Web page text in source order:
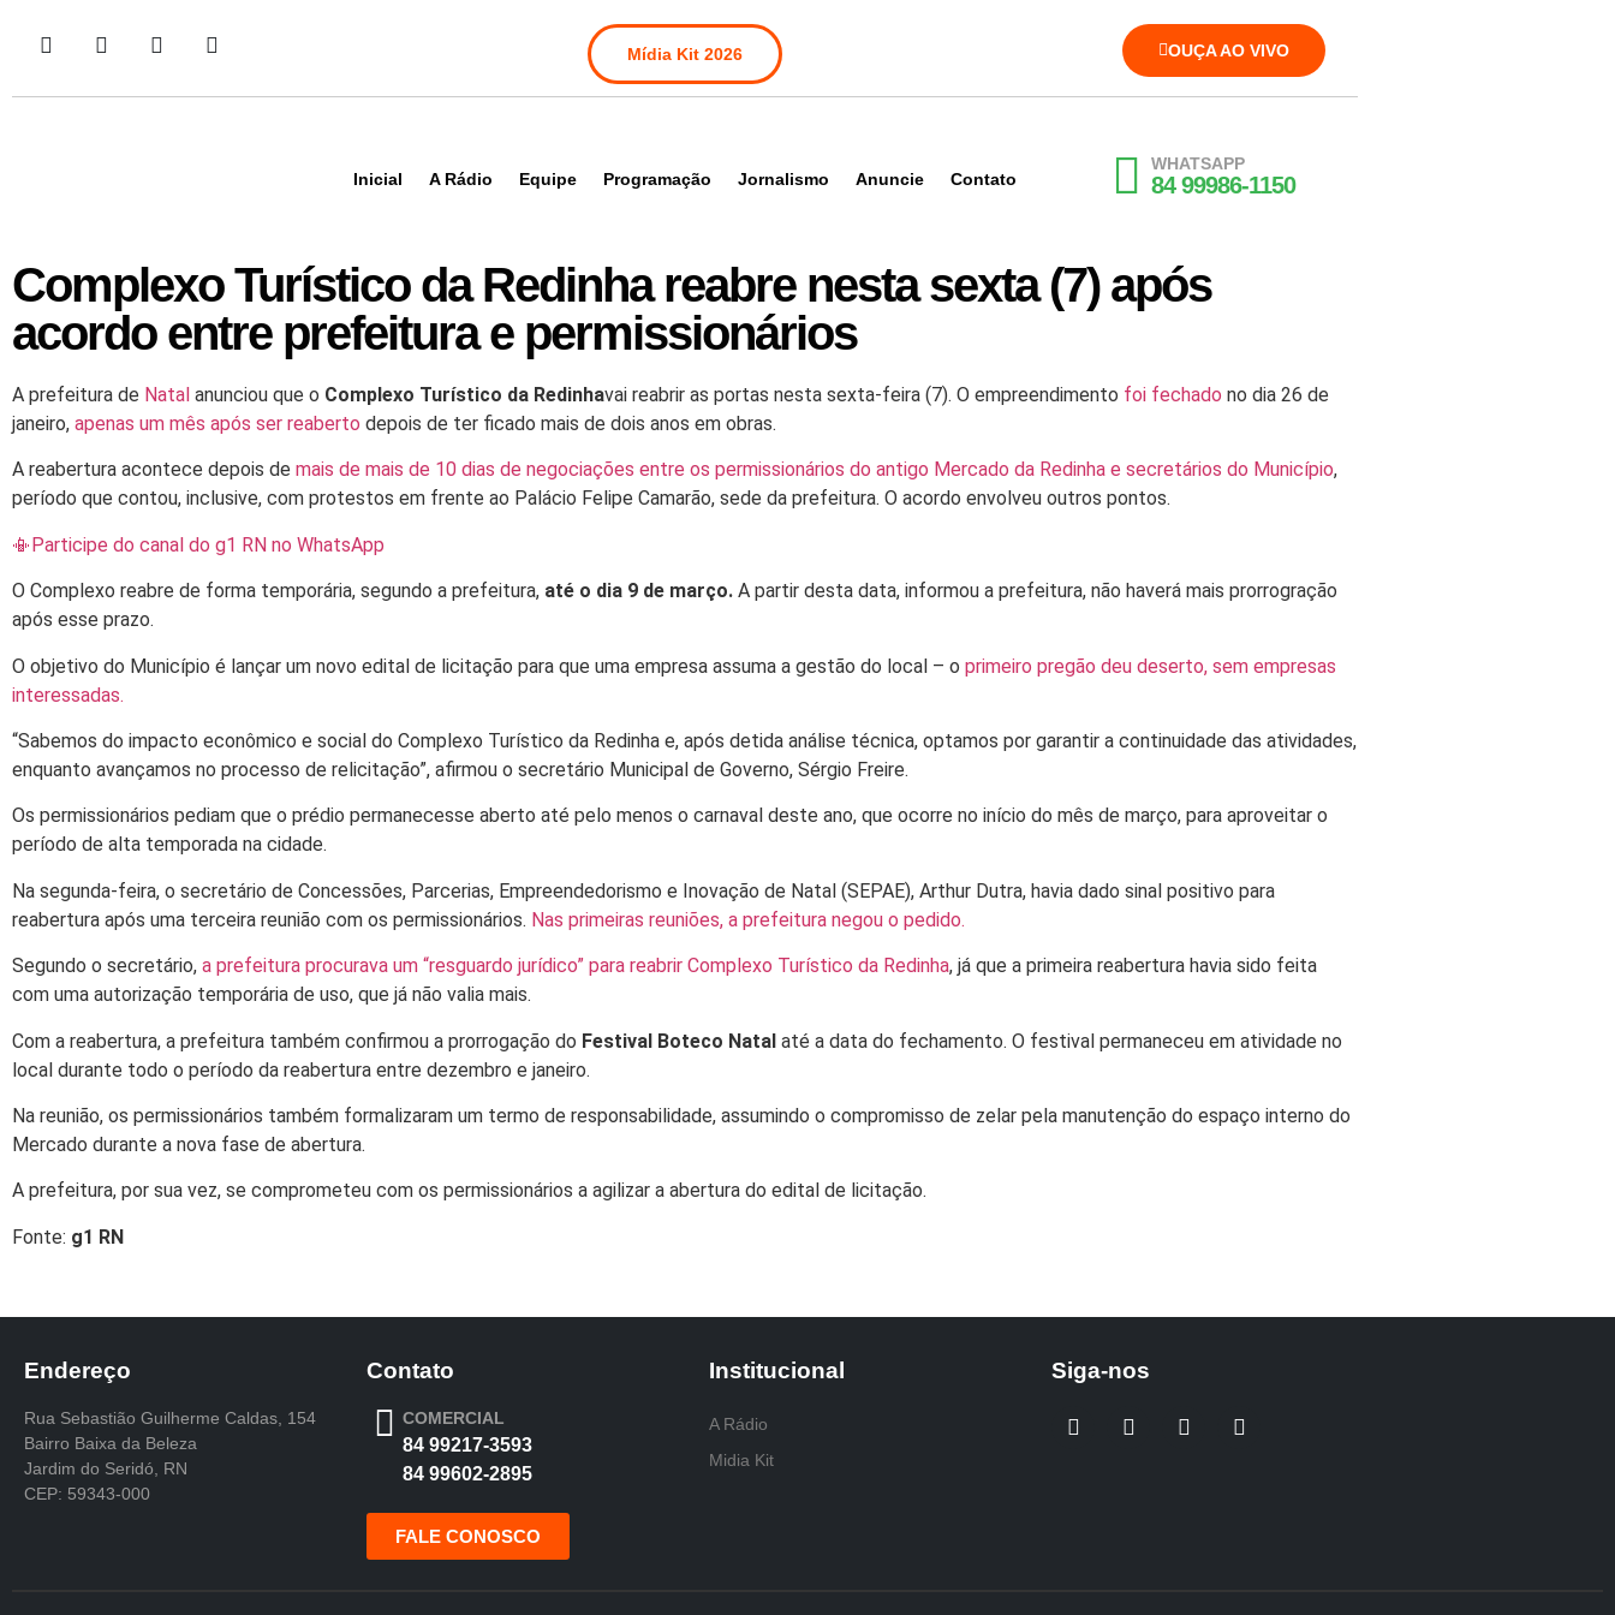
Mídia Kit 2026 OUÇA AO VIVO
Inicial A Rádio Equipe Programação Jornalismo Anuncie Contato
WHATSAPP
84 99986-1150
Complexo Turístico da Redinha reabre nesta sexta (7) após
acordo entre prefeitura e permissionários
A prefeitura de Natal anunciou que o Complexo Turístico da Redinhavai reabrir as portas nesta sexta-feira (7). O empreendimento foi fechado no dia 26 de
janeiro, apenas um mês após ser reaberto depois de ter ficado mais de dois anos em obras.
A reabertura acontece depois de mais de mais de 10 dias de negociações entre os permissionários do antigo Mercado da Redinha e secretários do Município,
período que contou, inclusive, com protestos em frente ao Palácio Felipe Camarão, sede da prefeitura. O acordo envolveu outros pontos.
📳Participe do canal do g1 RN no WhatsApp
O Complexo reabre de forma temporária, segundo a prefeitura, até o dia 9 de março. A partir desta data, informou a prefeitura, não haverá mais prorrogração
após esse prazo.
O objetivo do Município é lançar um novo edital de licitação para que uma empresa assuma a gestão do local – o primeiro pregão deu deserto, sem empresas
interessadas.
“Sabemos do impacto econômico e social do Complexo Turístico da Redinha e, após detida análise técnica, optamos por garantir a continuidade das atividades,
enquanto avançamos no processo de relicitação”, afirmou o secretário Municipal de Governo, Sérgio Freire.
Os permissionários pediam que o prédio permanecesse aberto até pelo menos o carnaval deste ano, que ocorre no início do mês de março, para aproveitar o
período de alta temporada na cidade.
Na segunda-feira, o secretário de Concessões, Parcerias, Empreendedorismo e Inovação de Natal (SEPAE), Arthur Dutra, havia dado sinal positivo para
reabertura após uma terceira reunião com os permissionários. Nas primeiras reuniões, a prefeitura negou o pedido.
Segundo o secretário, a prefeitura procurava um “resguardo jurídico” para reabrir Complexo Turístico da Redinha, já que a primeira reabertura havia sido feita
com uma autorização temporária de uso, que já não valia mais.
Com a reabertura, a prefeitura também confirmou a prorrogação do Festival Boteco Natal até a data do fechamento. O festival permaneceu em atividade no
local durante todo o período da reabertura entre dezembro e janeiro.
Na reunião, os permissionários também formalizaram um termo de responsabilidade, assumindo o compromisso de zelar pela manutenção do espaço interno do
Mercado durante a nova fase de abertura.
A prefeitura, por sua vez, se comprometeu com os permissionários a agilizar a abertura do edital de licitação.
Fonte: g1 RN
Endereço
Rua Sebastião Guilherme Caldas, 154
Bairro Baixa da Beleza
Jardim do Seridó, RN
CEP: 59343-000
Contato
COMERCIAL
84 99217-3593
84 99602-2895
FALE CONOSCO
Institucional
A Rádio
Midia Kit
Siga-nos